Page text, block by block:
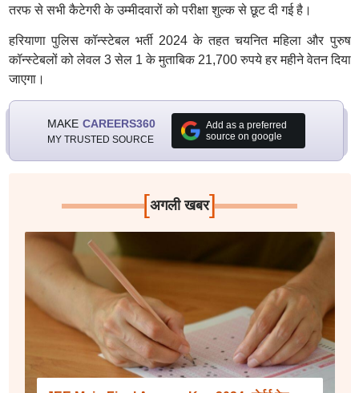
तरफ से सभी कैटेगरी के उम्मीदवारों को परीक्षा शुल्क से छूट दी गई है।
हरियाणा पुलिस कॉन्स्टेबल भर्ती 2024 के तहत चयनित महिला और पुरुष
कॉन्स्टेबलों को लेवल 3 सेल 1 के मुताबिक 21,700 रुपये हर महीने वेतन दिया
जाएगा।
MAKE CAREERS360
MY TRUSTED SOURCE
Add as a preferred
source on google
[अगली खबर]